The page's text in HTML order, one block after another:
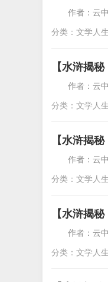
作者：
分类： 文学人生
【水浒揭
作者：
分类： 文学人生
【水浒揭
作者：
分类： 文学人生
【水浒揭
作者：
分类： 文学人生